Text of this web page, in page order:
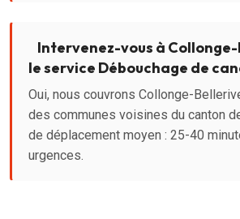
Intervenez-vous à
le service Débouchage de
Oui, nous couvrons Collonge-
des communes voisines du canton
de déplacement moyen : 25-40
urgences.